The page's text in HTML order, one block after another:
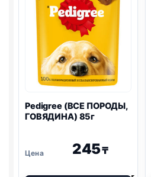
Pedigree (ВСЕ ПОРОДЫ,
ГОВЯДИНА) 85г
245₸